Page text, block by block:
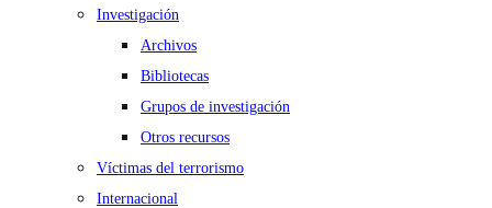
Investigación
Archivos
Bibliotecas
Grupos de investigación
Otros recursos
Víctimas del terrorismo
Internacional